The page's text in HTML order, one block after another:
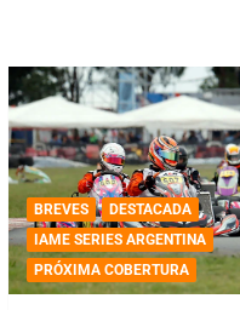
BREVES
DESTACADA
IAME SERIES ARGENTINA
PRÓXIMA COBERTURA